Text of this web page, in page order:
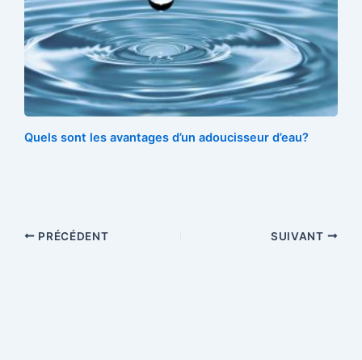
Quels sont les avantages d’un adoucisseur d’eau?
PRÉCÉDENT SUIVANT